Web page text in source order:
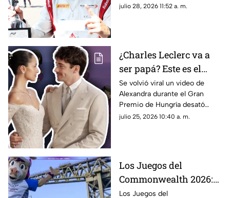
unidades, impulsando también
julio 28, 2026 11:52 a. m.
¿Charles Leclerc va a
ser papá? Este es el
VIDEO que desató
rumores sobre el
embarazo de
Alexandra; así fue
Hungría
Se volvió viral un video de
Alexandra durante el Gran
Premio de Hungría desató
rumores sobre un embarazo.
julio 25, 2026 10:40 a. m.
Los Juegos del
Commonwealth 2026:
qué son, fechas y de qué
Los Juegos del